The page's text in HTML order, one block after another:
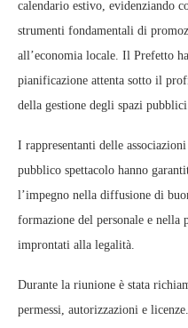
calendario estivo, evidenziando
strumenti fondamentali di
all’economia locale. Il Prefetto
pianificazione attenta sotto il
della gestione degli spazi
I rappresentanti delle
pubblico spettacolo hanno
l’impegno nella diffusione di
formazione del personale e nella
improntati alla legalità.
Durante la riunione è stata
permessi, autorizzazioni e